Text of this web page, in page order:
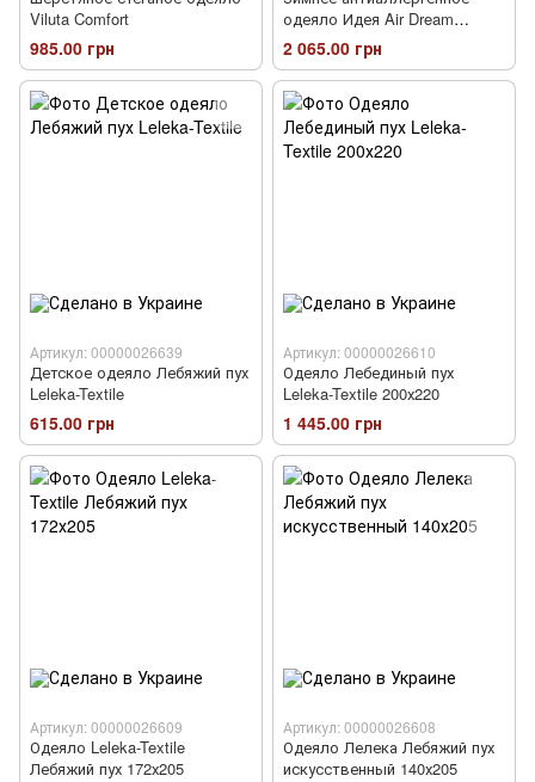
Viluta Comfort
985.00 грн
одеяло Идея Air Dream
Classic
2 065.00 грн
Артикул: 00000026639
Детское одеяло Лебяжий пух
Leleka-Textile
615.00 грн
Артикул: 00000026610
Одеяло Лебединый пух
Leleka-Textile 200х220
1 445.00 грн
Артикул: 00000026609
Одеяло Leleka-Textile
Лебяжий пух 172х205
Артикул: 00000026608
Одеяло Лелека Лебяжий пух
искусственный 140х205